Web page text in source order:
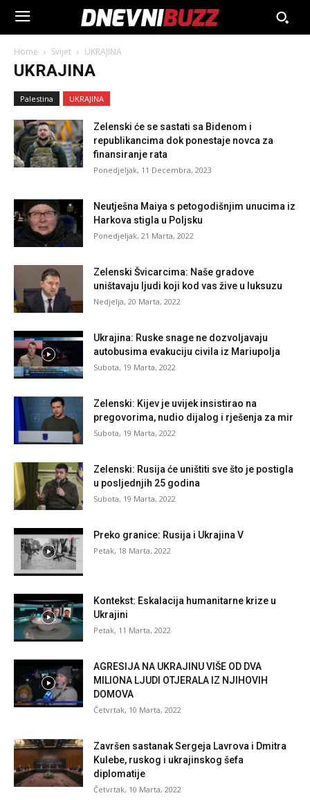
Home Svijet UKRAJINA
UKRAJINA
Palestina UKRAJINA
Zelenski će se sastati sa Bidenom i
republikancima dok ponestaje novca za
finansiranje rata
Ponedjeljak, 11 Decembra, 2023
Neutješna Maiya s petogodišnjim unucima iz
Harkova stigla u Poljsku
Ponedjeljak, 21 Marta, 2022
Zelenski Švicarcima: Naše gradove
uništavaju ljudi koji kod vas žive u luksuzu
Nedjelja, 20 Marta, 2022
Ukrajina: Ruske snage ne dozvoljavaju
autobusima evakuciju civila iz Mariupolja
Subota, 19 Marta, 2022
Zelenski: Kijev je uvijek insistirao na
pregovorima, nudio dijalog i rješenja za mir
Subota, 19 Marta, 2022
Zelenski: Rusija će uništiti sve što je postigla
u posljednjih 25 godina
Subota, 19 Marta, 2022
Preko granice: Rusija i Ukrajina V
Petak, 18 Marta, 2022
Kontekst: Eskalacija humanitarne krize u
Ukrajini
Petak, 11 Marta, 2022
AGRESIJA NA UKRAJINU VIŠE OD DVA
MILIONA LJUDI OTJERALA IZ NJIHOVIH
DOMOVA
Četvrtak, 10 Marta, 2022
Završen sastanak Sergeja Lavrova i Dmitra
Kulebe, ruskog i ukrajinskog šefa
diplomatije
Četvrtak, 10 Marta, 2022